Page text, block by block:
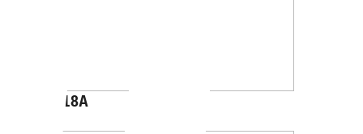
A4618A